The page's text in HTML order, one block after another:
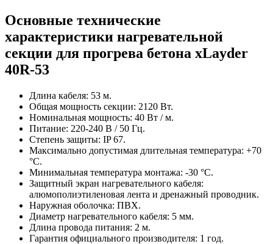
Основные технические
характеристики нагревательной
секции для прогрева бетона xLayder
40R-53
Длина кабеля: 53 м.
Общая мощность секции: 2120 Вт.
Номинальная мощность: 40 Вт / м.
Питание: 220-240 В / 50 Гц.
Степень защиты: IP 67.
Максимально допустимая длительная температура: +70
°С.
Минимальная температура монтажа: -30 °С.
Защитный экран нагревательного кабеля:
алюмополиэтиленовая лента и дренажный проводник.
Наружная оболочка: ПВХ.
Диаметр нагревательного кабеля: 5 мм.
Длина провода питания: 2 м.
Гарантия официального производителя: 1 год.